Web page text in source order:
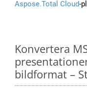
Aspose.Total Cloud-
Konvertera
bildformat –